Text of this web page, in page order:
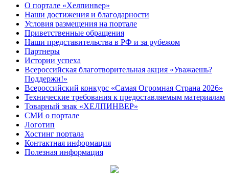
О портале «Хелпинвер»
Наши достижения и благодарности
Условия размещения на портале
Приветственные обращения
Наши представительства в РФ и за рубежом
Партнеры
Истории успеха
Всероссийская благотворительная акция «Уважаешь?
Поддержи!»
Всероссийский конкурс «Самая Огромная Страна 2026»
Технические требования к предоставляемым материалам
Товарный знак «ХЕЛПИНВЕР»
СМИ о портале
Логотип
Хостинг портала
Контактная информация
Полезная информация